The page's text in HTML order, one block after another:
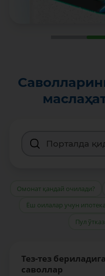
Омонат қандай очилади?
Ёш оилалар учун ипотека
Пул
Тез-тез
саволлар